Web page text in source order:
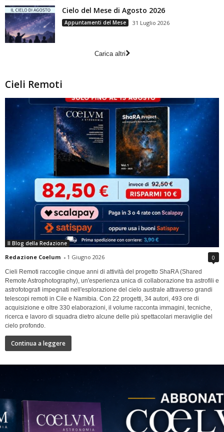
Cielo del Mese di Agosto 2026
Appuntamenti del Mese 31 Luglio 2026
Carica altri
Cieli Remoti
Il Blog della Redazione
Redazione Coelum - 1 Giugno 2026 0
Cieli Remoti raccoglie cinque anni di attività del progetto ShaRA (Shared
Remote Astrophotography), un'esperienza unica di collaborazione tra astrofili e
astrofotografi impegnati nell'esplorazione del cielo australe attraverso grandi
telescopi remoti in Cile e Namibia. Con 22 progetti, 34 autori, 493 ore di
acquisizione e oltre 330 elaborazioni, il volume racconta immagini, tecniche,
ricerca e lavoro di squadra dietro alcune delle più spettacolari meraviglie del
cielo profondo.
Continua a leggere